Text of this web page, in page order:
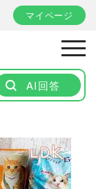
マイページ
AI回答